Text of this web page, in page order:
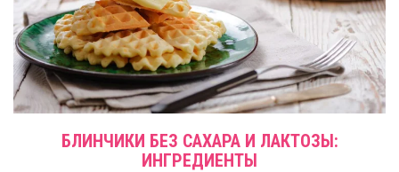
БЛИНЧИКИ БЕЗ САХАРА И ЛАКТОЗЫ:
ИНГРЕДИЕНТЫ